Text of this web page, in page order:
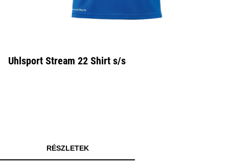
Uhlsport Stream 22 Shirt s/s
RÉSZLETEK